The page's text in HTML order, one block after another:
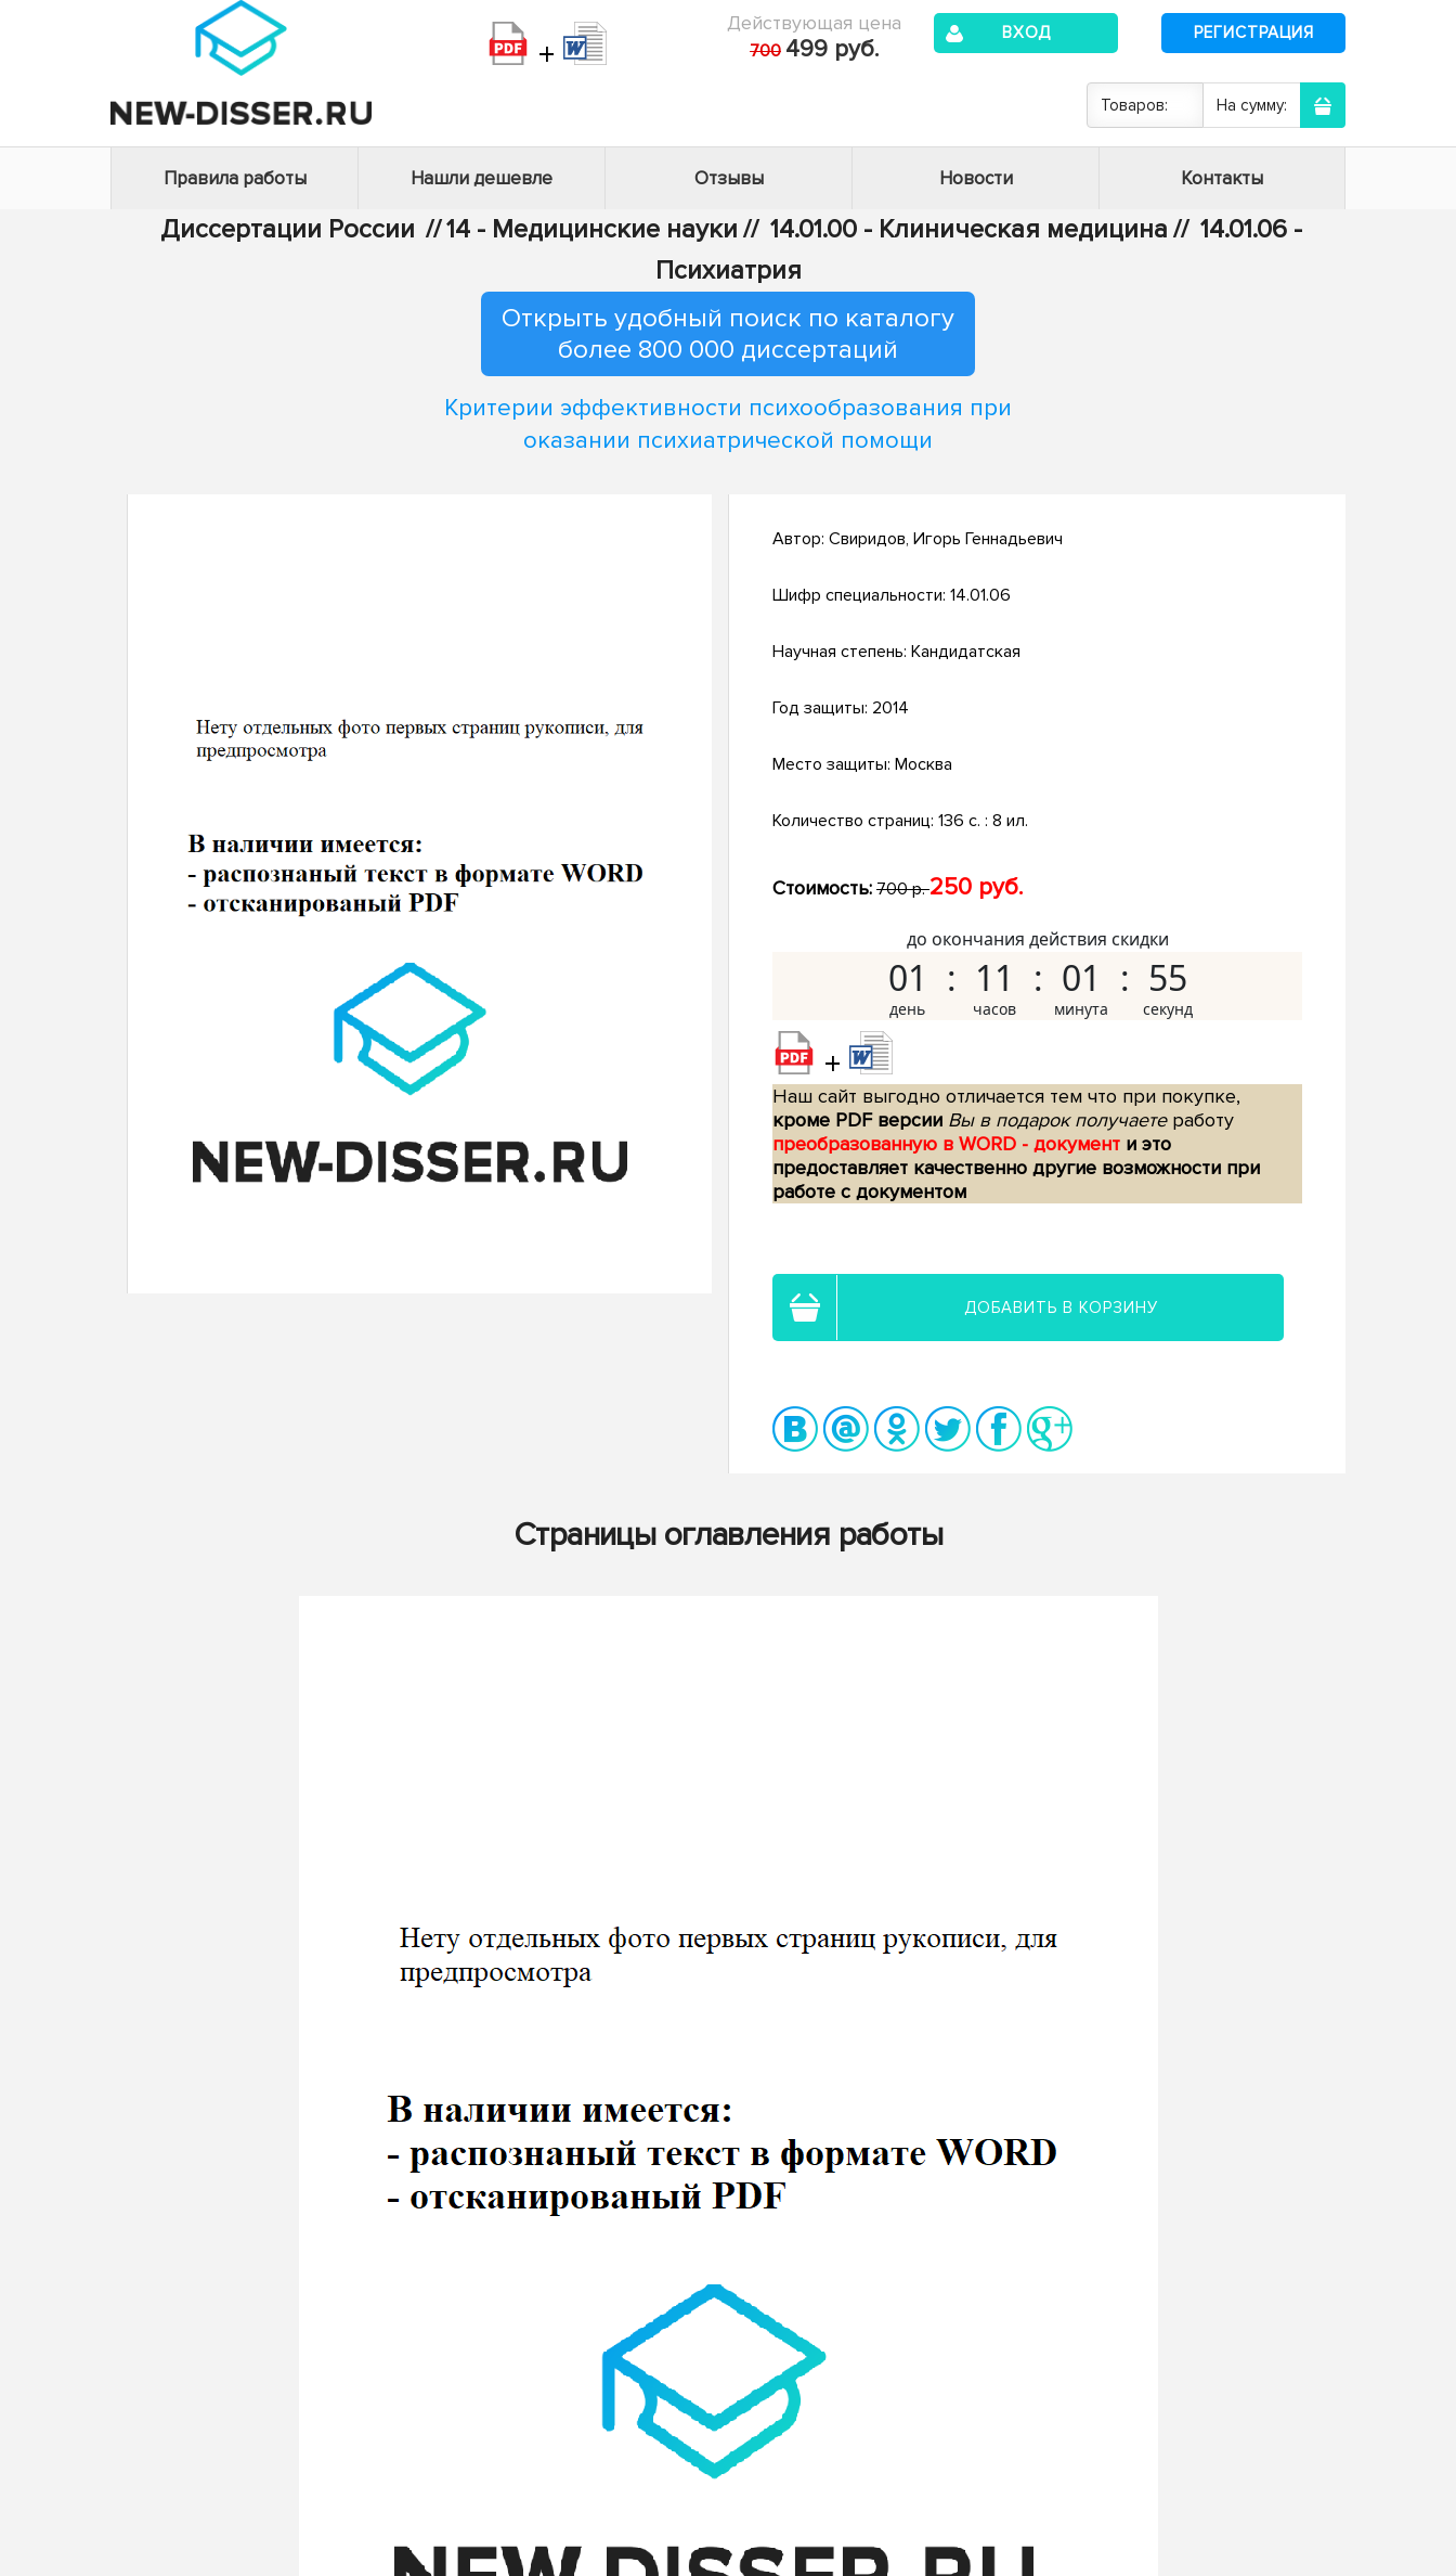
+
Действующая цена
700 499 руб.
ВХОД РЕГИСТРАЦИЯ
Товаров: На сумму:
Правила работы Нашли дешевле Отзывы Новости Контакты
Диссертации России //14 - Медицинские науки // 14.01.00 - Клиническая медицина // 14.01.06 -
Психиатрия
Открыть удобный поиск по каталогу
более 800 000 диссертаций
Критерии эффективности психообразования при
оказании психиатрической помощи
Автор: Свиридов, Игорь Геннадьевич
Шифр специальности: 14.01.06
Научная степень: Кандидатская
Год защиты: 2014
Место защиты: Москва
Количество страниц: 136 с. : 8 ил.
Стоимость: 700 р.250 руб.
до окончания действия скидки
01 11 01 54
+
Наш сайт выгодно отличается тем что при покупке,
кроме PDF версии Вы в подарок получаетеработу
преобразованную в WORD - документ и это
предоставляет качественно другие возможности при
работе с документом
ДОБАВИТЬ В КОРЗИНУ
Страницы оглавления работы